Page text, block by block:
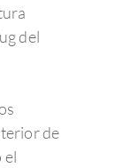
del
de
el